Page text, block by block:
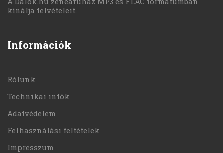
kínálja felvételeit.
Információk
Rólunk
Technikai infók
Adatvédelem
Felhasználási feltételek
Impresszum